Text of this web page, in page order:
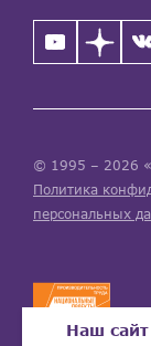
© 1995 – 2026
Политика
персональных
Наш